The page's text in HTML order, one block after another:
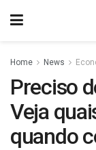
Home News
Preciso
Veja
quando